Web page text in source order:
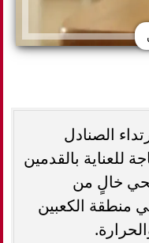
الصنادل
للعناية بالقدمين
خالٍ من
منطقة الكعبين